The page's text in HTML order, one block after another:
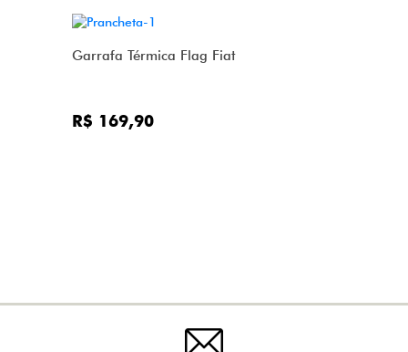
Garrafa Térmica Flag Fiat
R$ 169,90